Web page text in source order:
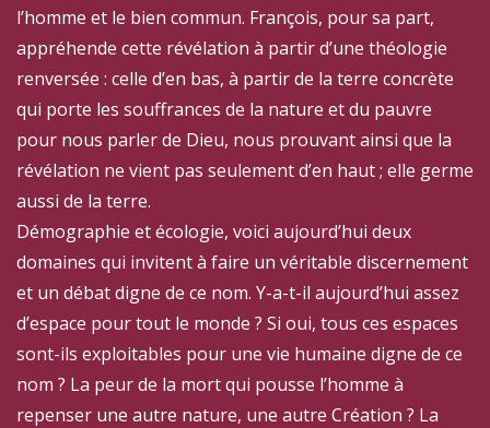
l’homme et le bien commun. François, pour sa part,
appréhende cette révélation à partir d’une théologie
renversée : celle d’en bas, à partir de la terre concrète
qui porte les souffrances de la nature et du pauvre
pour nous parler de Dieu, nous prouvant ainsi que la
révélation ne vient pas seulement d’en haut ; elle germe
aussi de la terre.
Démographie et écologie, voici aujourd’hui deux
domaines qui invitent à faire un véritable discernement
et un débat digne de ce nom. Y-a-t-il aujourd’hui assez
d’espace pour tout le monde ? Si oui, tous ces espaces
sont-ils exploitables pour une vie humaine digne de ce
nom ? La peur de la mort qui pousse l’homme à
repenser une autre nature, une autre Création ? La